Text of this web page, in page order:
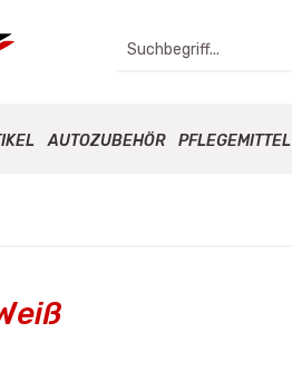
AUTOZUBEHÖR PFLEGEMITTEL